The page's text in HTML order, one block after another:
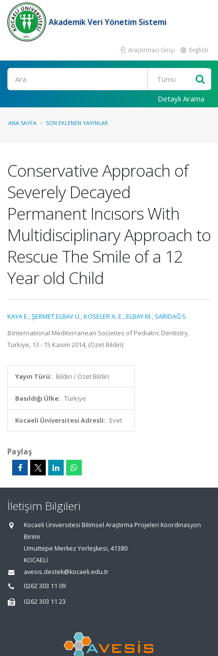
Akademik Veri Yönetim Sistemi
Araştırmacı Girişi English
Ara
Detaylı Arama
ANA SAYFA SON EKLENEN YAYINLAR
Conservative Approach of
Severely Decayed
Permanent Incısors With
Multidisciplinary Approach to
Rescue The Smile of a 12
Year old Child
KAYA E.,ŞERMET ELBAY Ü.,KÖSELER A. E.,ELBAY M., SARIDAĞ S.
8.International Mediterranean Societies of Pediatric Dentistry,
Türkiye, 13 - 15 Kasım 2014, (Özet Bildiri)
Yayın Türü: Bildiri / Özet Bildiri
Basıldığı Ülke: Türkiye
Kocaeli Üniversitesi Adresli: Evet
Paylaş
İletişim Bilgileri
Kocaeli Üniversitesi Bilimsel Araştırma Projeleri Koordinasyon
Birimi
Umuttepe Merkez Yerleşkesi, 41380
KOCAELİ
avesis.destek@kocaeli.edu.tr
0262 303 11 09
0262 303 11 23